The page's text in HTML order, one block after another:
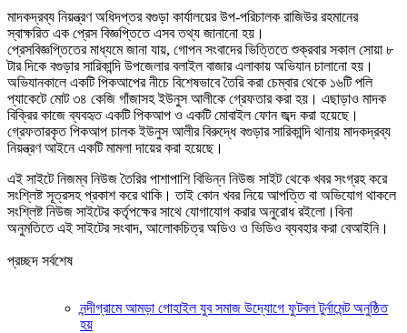
মাদকদ্রব্য নিয়ন্ত্রণ অধিদপ্তর বগুড়া কার্যালয়ের উপ-পরিচালক রাজিউর রহমানের
স্বাক্ষরিত এক প্রেস বিজ্ঞপ্তিতে এসব তথ্য জানানো হয়।
প্রেসবিজ্ঞপ্তিতের মাধ্যমে জানা যায়, গোপন সংবাদের ভিত্তিতে শুক্রবার সকাল সোয়া ৮
টার দিকে বগুড়ার সারিকান্দি উপজেলার বলাইল বাজার এলাকায় অভিযান চালানো হয়।
অভিযানকালে একটি পিকআপের নীচে বিশেষভাবে তৈরি করা চেম্বার থেকে ১৬টি পলি
প্যাকেটে মোট ৩৪ কেজি গাঁজাসহ ইউনুস আলীকে গ্রেফতার করা হয়। এছাড়াও মাদক
বিক্রির কাজে ব্যবহৃত একটি পিকআপ ও একটি মোবাইল ফোন জব্দ করা হয়েছে।
গ্রেফতারকৃত পিকআপ চালক ইউনুস আলীর বিরুদ্ধে বগুড়ার সারিকান্দি থানায় মাদকদ্রব্য
নিয়ন্ত্রণ আইনে একটি মামলা দায়ের করা হয়েছে।
এই সাইটে নিজম্ব নিউজ তৈরির পাশাপাশি বিভিন্ন নিউজ সাইট থেকে খবর সংগ্রহ করে
সংশ্লিষ্ট সূত্রসহ প্রকাশ করে থাকি। তাই কোন খবর নিয়ে আপত্তি বা অভিযোগ থাকলে
সংশ্লিষ্ট নিউজ সাইটের কর্তৃপক্ষের সাথে যোগাযোগ করার অনুরোধ রইলো।বিনা
অনুমতিতে এই সাইটের সংবাদ, আলোকচিত্র অডিও ও ভিডিও ব্যবহার করা বেআইনি।
প্রচ্ছদ সর্বশেষ
নন্দীগ্রামে আমড়া গোহাইল যুব সমাজ উদ্যোগে ফুটবল টুর্নামেন্ট অনুষ্ঠিত
হয়